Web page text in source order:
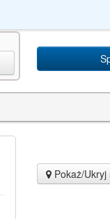
Pokaż/Ukryj